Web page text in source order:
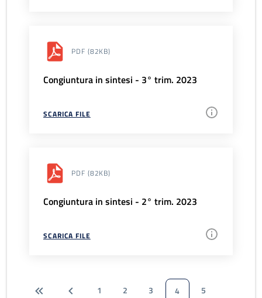
PDF (82KB)
Congiuntura in sintesi - 3° trim. 2023
SCARICA FILE
PDF (82KB)
Congiuntura in sintesi - 2° trim. 2023
SCARICA FILE
1 2 3 4
5